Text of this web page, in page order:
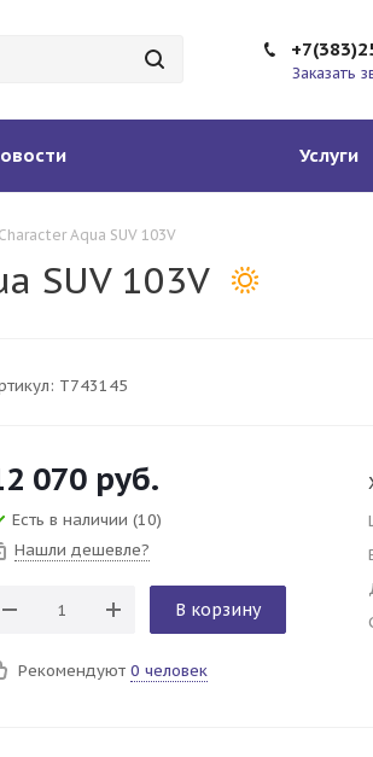
Заказать
Услуги
Aqua SUV 103V
SUV 103V
T743145
070 руб.
Есть в наличии (10)
Нашли дешевле?
В корзину
Рекомендуют 0 человек